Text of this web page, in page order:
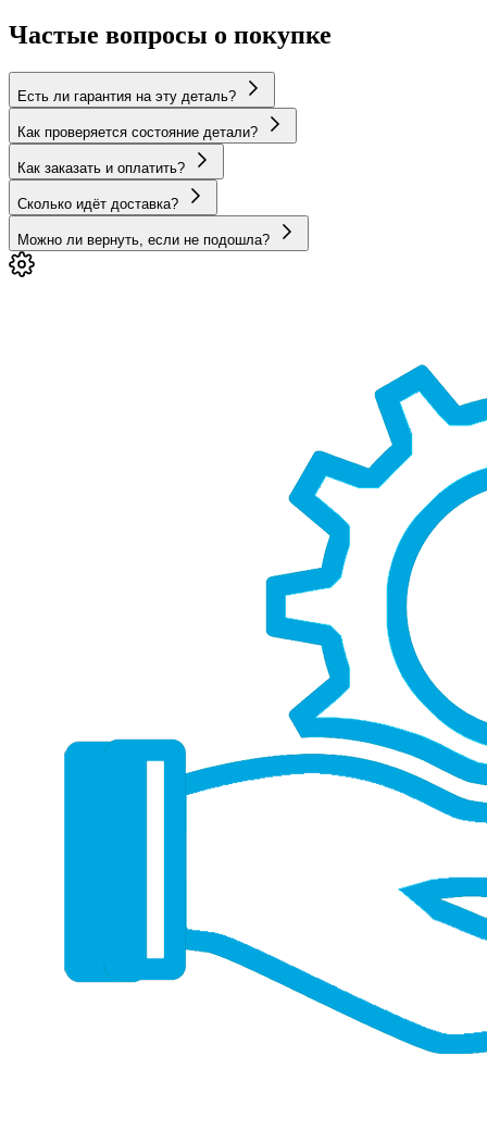
Частые вопросы о покупке
Есть ли гарантия на эту деталь?
Как проверяется состояние детали?
Как заказать и оплатить?
Сколько идёт доставка?
Можно ли вернуть, если не подошла?